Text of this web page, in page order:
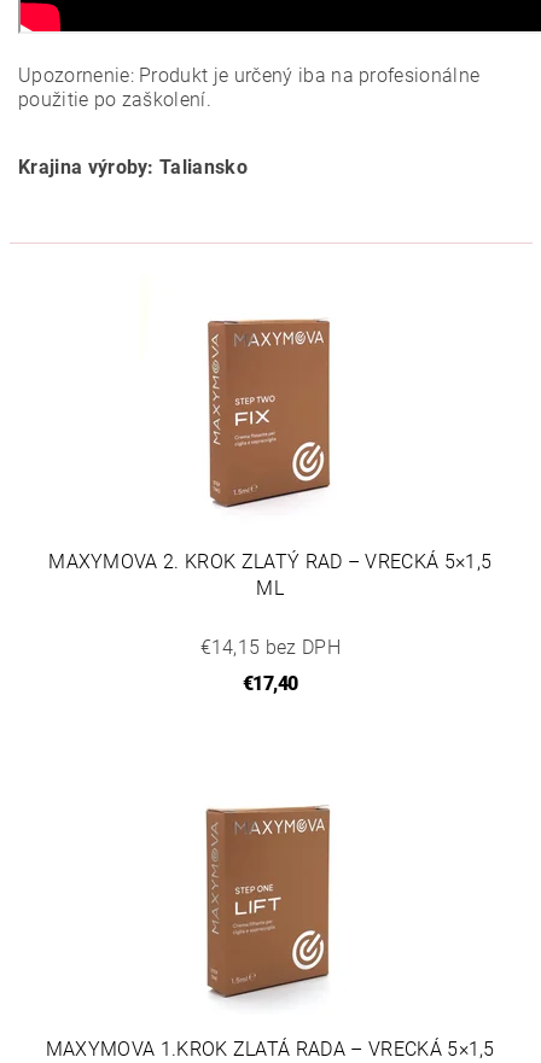
Upozornenie: Produkt je určený iba na profesionálne
použitie po zaškolení.
Krajina výroby: Taliansko
MAXYMOVA 2. KROK ZLATÝ RAD – VRECKÁ 5×1,5
ML
€14,15 bez DPH
€17,40
MAXYMOVA 1.KROK ZLATÁ RADA – VRECKÁ 5×1,5